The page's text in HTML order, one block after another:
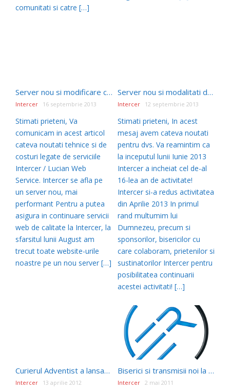
comunitati si catre […]
Server nou si modificare costuri la abonamentele Intercer
Intercer 16 septembrie 2013
Stimati prieteni, Va
comunicam in acest articol
cateva noutati tehnice si de
costuri legate de serviciile
Intercer / Lucian Web
Service. Intercer se afla pe
un server nou, mai
performant Pentru a putea
asigura in continuare servicii
web de calitate la Intercer, la
sfarsitul lunii August am
trecut toate website-urile
noastre pe un nou server […]
Server nou si modalitati de a sustine activitatea Intercer
Intercer 12 septembrie 2013
Stimati prieteni, In acest
mesaj avem cateva noutati
pentru dvs. Va reamintim ca
la inceputul lunii Iunie 2013
Intercer a incheiat cel de-al
16-lea an de activitate!
Intercer si-a redus activitatea
din Aprilie 2013 In primul
rand multumim lui
Dumnezeu, precum si
sponsorilor, bisericilor cu
care colaboram, prietenilor si
sustinatorilor Intercer pentru
posibilitatea continuarii
acestei activitati! […]
Curierul Adventist a lansat noul site
Intercer 13 aprilie 2012
Biserici si transmisii noi la Intercer Tv – Mai 2011
Intercer 2 mai 2011